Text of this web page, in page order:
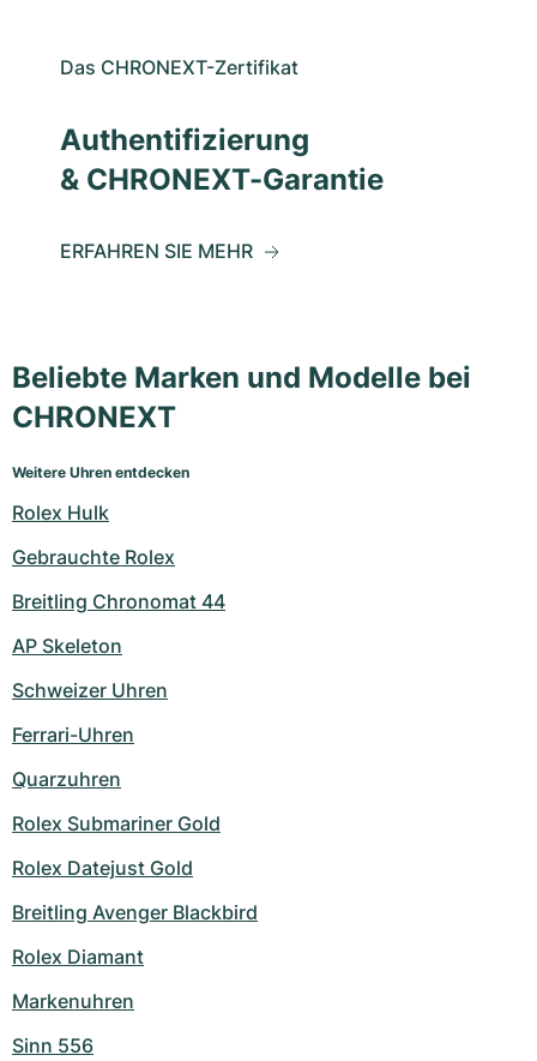
Das CHRONEXT-Zertifikat
Authentifizierung
& CHRONEXT-Garantie
ERFAHREN SIE MEHR
Beliebte Marken und Modelle bei
CHRONEXT
Weitere Uhren entdecken
Rolex Hulk
Gebrauchte Rolex
Breitling Chronomat 44
AP Skeleton
Schweizer Uhren
Ferrari-Uhren
Quarzuhren
Rolex Submariner Gold
Rolex Datejust Gold
Breitling Avenger Blackbird
Rolex Diamant
Markenuhren
Sinn 556